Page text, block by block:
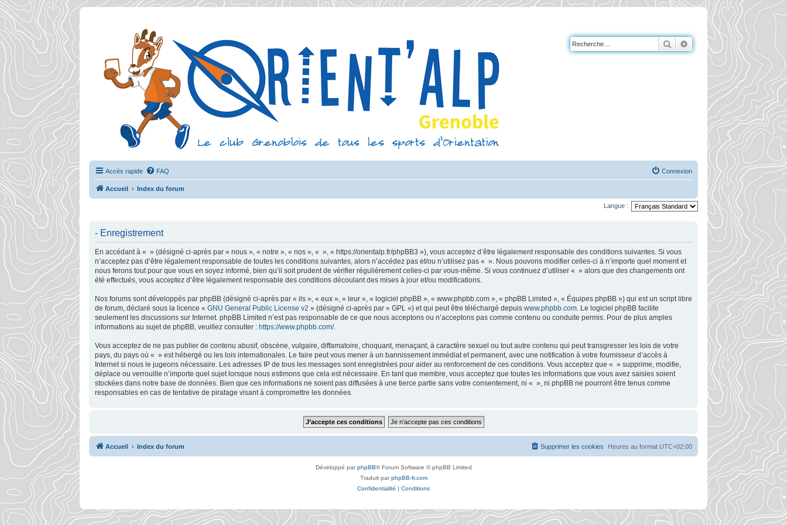
RechercherRecherche avancée
Accès rapide FAQ Connexion
Accueil Index du forum
Langue :
- Enregistrement
En accédant à « » (désigné ci-après par « nous », « notre », « nos », « », « https://orientalp.fr/phpBB3 »), vous acceptez d’être légalement responsable des conditions suivantes. Si vous
n’acceptez pas d’être légalement responsable de toutes les conditions suivantes, alors n’accédez pas et/ou n’utilisez pas « ». Nous pouvons modifier celles-ci à n’importe quel moment et
nous ferons tout pour que vous en soyez informé, bien qu’il soit prudent de vérifier régulièrement celles-ci par vous-même. Si vous continuez d’utiliser « » alors que des changements ont
été effectués, vous acceptez d’être légalement responsable des conditions découlant des mises à jour et/ou modifications.
Nos forums sont développés par phpBB (désigné ci-après par « ils », « eux », « leur », « logiciel phpBB », « www.phpbb.com », « phpBB Limited », « Équipes phpBB ») qui est un script libre
de forum, déclaré sous la licence « GNU General Public License v2 » (désigné ci-après par « GPL ») et qui peut être téléchargé depuis www.phpbb.com . Le logiciel phpBB facilite
seulement les discussions sur Internet. phpBB Limited n’est pas responsable de ce que nous acceptons ou n’acceptons pas comme contenu ou conduite permis. Pour de plus amples
informations au sujet de phpBB, veuillez consulter : https://www.phpbb.com/.
Vous acceptez de ne pas publier de contenu abusif, obscène, vulgaire, diffamatoire, choquant, menaçant, à caractère sexuel ou tout autre contenu qui peut transgresser les lois de votre
pays, du pays où « » est hébergé ou les lois internationales. Le faire peut vous mener à un bannissement immédiat et permanent, avec une notification à votre fournisseur d’accès à
Internet si nous le jugeons nécessaire. Les adresses IP de tous les messages sont enregistrées pour aider au renforcement de ces conditions. Vous acceptez que « » supprime, modifie,
déplace ou verrouille n’importe quel sujet lorsque nous estimons que cela est nécessaire. En tant que membre, vous acceptez que toutes les informations que vous avez saisies soient
stockées dans notre base de données. Bien que ces informations ne soient pas diffusées à une tierce partie sans votre consentement, ni « », ni phpBB ne pourront être tenus comme
responsables en cas de tentative de piratage visant à compromettre les données.
Accueil Index du forum Heures au format UTC+02:00
Supprimer les cookies
Développé parphpBB® Forum Software © phpBB Limited
Traduit parphpBB-fr.com
Confidentialité | Conditions